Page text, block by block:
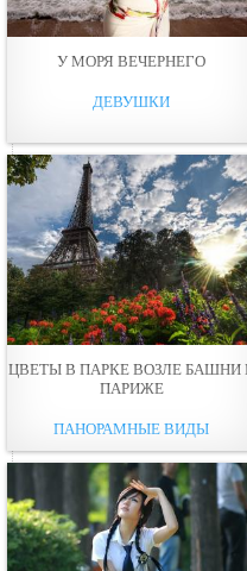
У МОРЯ ВЕЧЕРНЕГO
ДЕВУШКИ
ЦВЕТЫ В ПАРКЕ ВОЗЛЕ БАШНИ
ПАРИЖЕ
ПАНОРАМНЫЕ ВИДЫ